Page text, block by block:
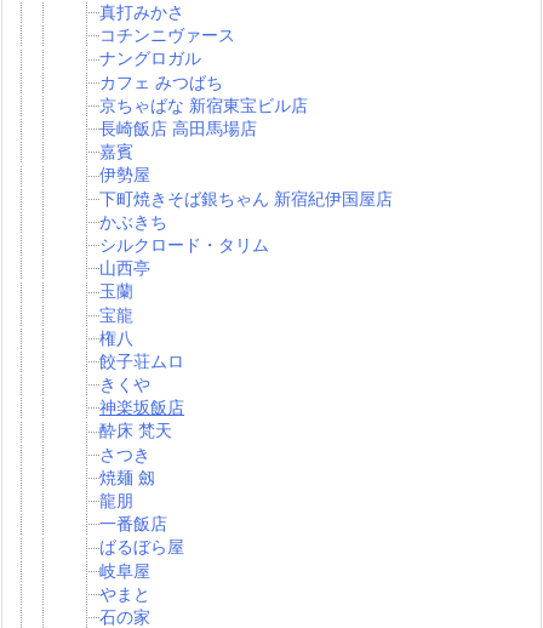
真打みかさ
コチンニヴァース
ナングロガル
カフェ みつばち
京ちゃばな 新宿東宝ビル店
長崎飯店 高田馬場店
嘉賓
伊勢屋
下町焼きそば銀ちゃん 新宿紀伊国屋店
かぶきち
シルクロード・タリム
山西亭
玉蘭
宝龍
権八
餃子荘ムロ
きくや
神楽坂飯店
酔床 梵天
さつき
焼麺 劔
龍朋
一番飯店
ばるぼら屋
岐阜屋
やまと
石の家